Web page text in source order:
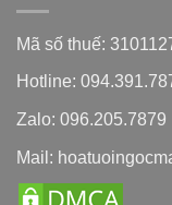
Mã số thuế:
Hotline:
Zalo: 096.205.7879
Mail: